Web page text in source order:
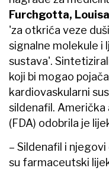
Furchgotta,
'za otkrića veze
signalne molekule i
sustava'.
koji bi mogao
kardiovaskularni
sildenafil. Američka
(FDA) odobrila je
– Sildenafil i
su farmaceutski